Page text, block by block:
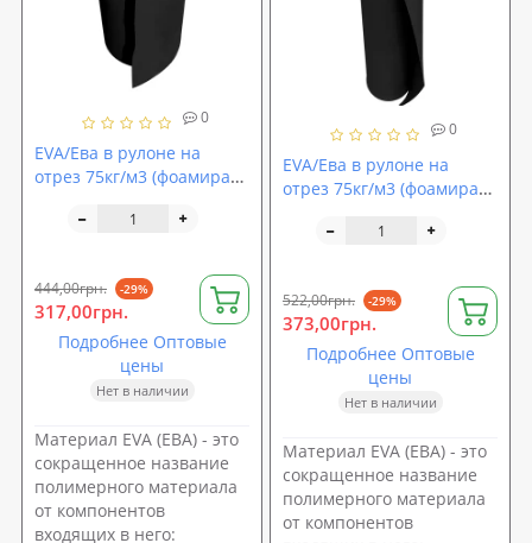
0
EVA/Ева в рулоне на
отрез 75кг/м3 (фоамиран,
этиленвинилацетат)
444,00грн. -29%
317,00грн.
Подробнее Оптовые
цены
Нет в наличии
Материал EVA (ЕВА) - это
сокращенное название
полимерного материала
от компонентов
входящих в него:
0
EVA/Ева в рулоне на
отрез 75кг/м3 (фоамиран,
этиленвинилацетат)
522,00грн. -29%
373,00грн.
Подробнее Оптовые
цены
Нет в наличии
Материал EVA (ЕВА) - это
сокращенное название
полимерного материала
от компонентов